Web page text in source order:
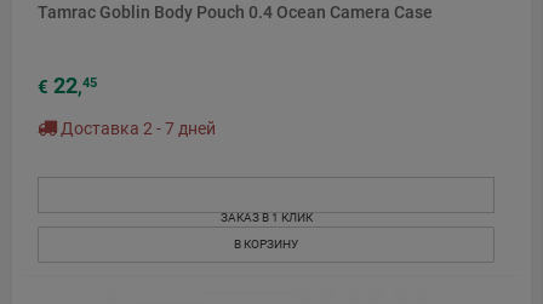
Tamrac Goblin Body Pouch 0.4 Ocean Camera Case
€ 22,45
Доставка 2 - 7 дней
ЗАКАЗ В 1 КЛИК
В КОРЗИНУ